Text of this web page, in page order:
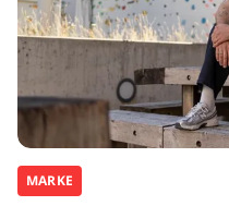
MARKE